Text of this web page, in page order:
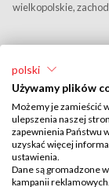
wielkopolskie,
Przedstawiciel
Wojciech Zbela
polski
Używamy plików
Możemy je zamieścić
ulepszenia naszej
zapewnienia Państwu
uzyskać więcej
ustawienia.
Dane są gromadzone
kampanii